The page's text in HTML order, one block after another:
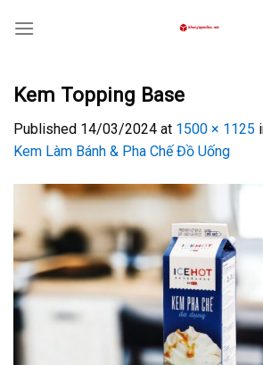
Kem Topping Base
Published 14/03/2024 at 1500 × 1125
Kem Làm Bánh & Pha Chế Đồ Uống